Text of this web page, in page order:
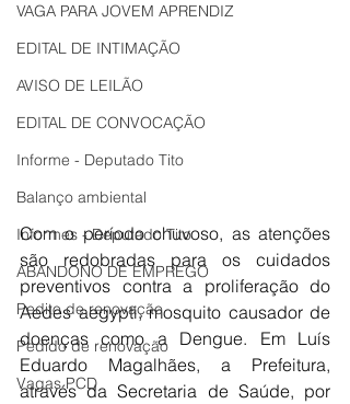
VAGA PARA JOVEM APRENDIZ
EDITAL DE INTIMAÇÃO
AVISO DE LEILÃO
EDITAL DE CONVOCAÇÃO
Informe - Deputado Tito
Balanço ambiental
Informes - Deputado Tito
ABANDONO DE EMPREGO
Pedito de renovação
Pedido de renovação
Vagas PCD
Com o período chuvoso, as atenções
são redobradas para os cuidados
preventivos contra a proliferação do
Aedes aegypti, mosquito causador de
doenças como a Dengue. Em Luís
Eduardo Magalhães, a Prefeitura,
através da Secretaria de Saúde, por